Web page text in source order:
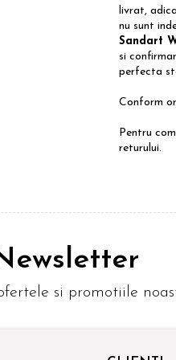
livrat,
nu sunt
Sandart
si
perfecta
Conform
Pentru
returului.
si promotiile